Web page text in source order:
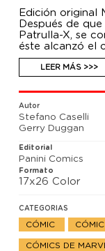
Edición original
Después de
Patrulla-X, se
éste alcanzó el
depredadores
asesinando a
evitarlo.
LEER MÁS >>>
Autor
Stefano Caselli
Gerry Duggan
Editorial
Panini Comics
Formato
17x26 Color
CATEGORIAS
CÓMIC
CÓMICS DE